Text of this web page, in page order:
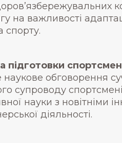
на важливості
спорту.
підготовки
обговорення
супроводу
науки з новітніми
діяльності.